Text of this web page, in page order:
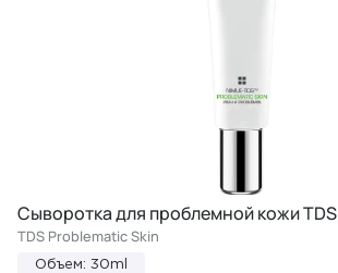
Сыворотка для проблемной кожи TDS
TDS Problematic Skin
Объем: 30ml